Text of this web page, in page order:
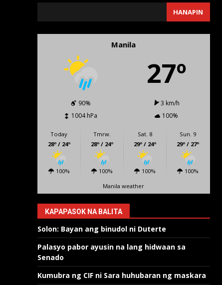
HANAPIN
Manila
27º
90%
3 km/h
1004 hPa
100%
Today
28º / 24º
100%
Tmrw.
28º / 24º
100%
Sat. 8
29º / 24º
100%
Sun. 9
29º / 27º
100%
Manila weather
KAPAPASOK NA BALITA
Solon: Bayan ang binudol ni Duterte
Palasyo pabor ayusin na lang hidwaan sa
Senado
Kumubra ng CIF ni Sara huhubaran ng maskara